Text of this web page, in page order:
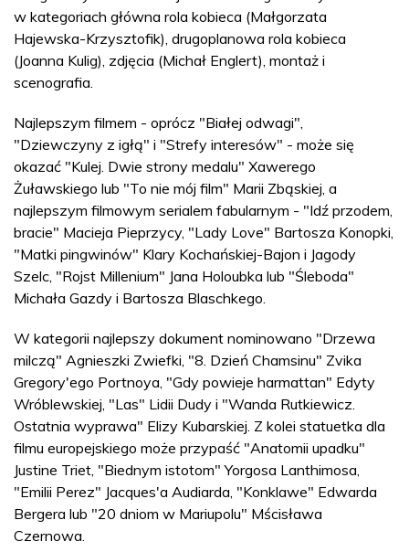
w kategoriach główna rola kobieca (Małgorzata
Hajewska-Krzysztofik), drugoplanowa rola kobieca
(Joanna Kulig), zdjęcia (Michał Englert), montaż i
scenografia.
Najlepszym filmem - oprócz "Białej odwagi",
"Dziewczyny z igłą" i "Strefy interesów" - może się
okazać "Kulej. Dwie strony medalu" Xawerego
Żuławskiego lub "To nie mój film" Marii Zbąskiej, a
najlepszym filmowym serialem fabularnym - "Idź przodem,
bracie" Macieja Pieprzycy, "Lady Love" Bartosza Konopki,
"Matki pingwinów" Klary Kochańskiej-Bajon i Jagody
Szelc, "Rojst Millenium" Jana Holoubka lub "Śleboda"
Michała Gazdy i Bartosza Blaschkego.
W kategorii najlepszy dokument nominowano "Drzewa
milczą" Agnieszki Zwiefki, "8. Dzień Chamsinu" Zvika
Gregory'ego Portnoya, "Gdy powieje harmattan" Edyty
Wróblewskiej, "Las" Lidii Dudy i "Wanda Rutkiewicz.
Ostatnia wyprawa" Elizy Kubarskiej. Z kolei statuetka dla
filmu europejskiego może przypaść "Anatomii upadku"
Justine Triet, "Biednym istotom" Yorgosa Lanthimosa,
"Emilii Perez" Jacques'a Audiarda, "Konklawe" Edwarda
Bergera lub "20 dniom w Mariupolu" Mścisława
Czernowa.